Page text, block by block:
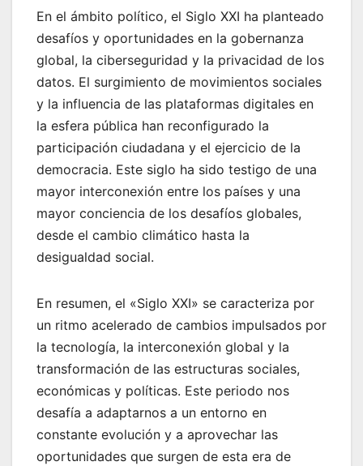
En el ámbito político, el Siglo XXI ha planteado
desafíos y oportunidades en la gobernanza
global, la ciberseguridad y la privacidad de los
datos. El surgimiento de movimientos sociales
y la influencia de las plataformas digitales en
la esfera pública han reconfigurado la
participación ciudadana y el ejercicio de la
democracia. Este siglo ha sido testigo de una
mayor interconexión entre los países y una
mayor conciencia de los desafíos globales,
desde el cambio climático hasta la
desigualdad social.
En resumen, el «Siglo XXI» se caracteriza por
un ritmo acelerado de cambios impulsados por
la tecnología, la interconexión global y la
transformación de las estructuras sociales,
económicas y políticas. Este periodo nos
desafía a adaptarnos a un entorno en
constante evolución y a aprovechar las
oportunidades que surgen de esta era de